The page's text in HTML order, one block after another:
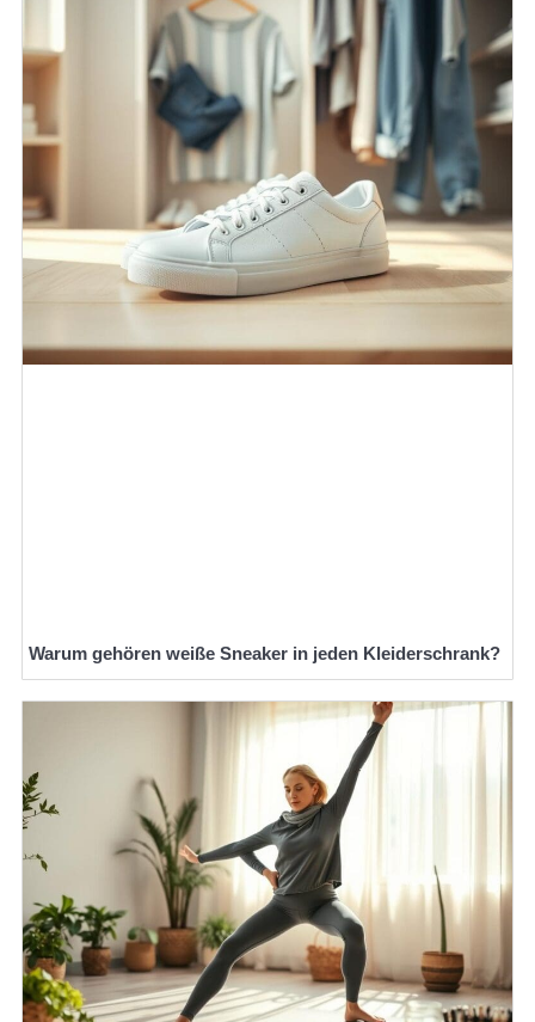
Warum gehören weiße Sneaker in jeden Kleiderschrank?